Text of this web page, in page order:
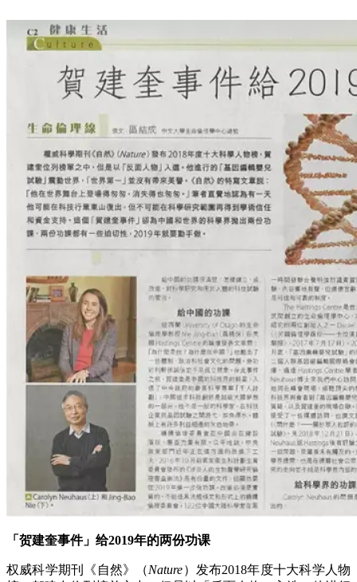
「贺建奎事件」给2019年的两份功课
权威科学期刊《自然》（Nature）发布2018年度十大科学人物